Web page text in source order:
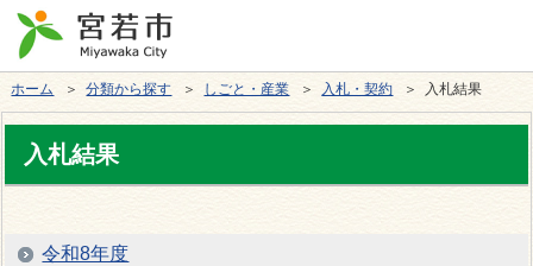
ホーム ＞分類から探す ＞ しごと・産業 ＞ 入札・契約 ＞ 入札結果
入札結果
令和8年度